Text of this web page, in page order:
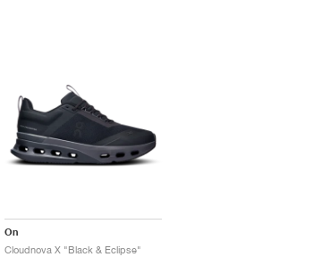
On
Cloudnova X "Black & Eclipse"